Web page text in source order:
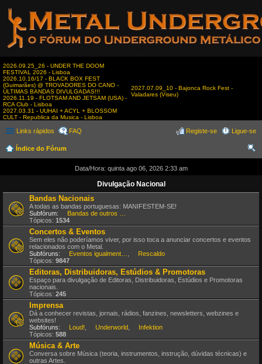
2026.09.25_26 - UNDER THE DOOM
FESTIVAL 2026 - Lisboa
2026.10.16/17 - BLACK BOX FEST
(Guimarães) @ TROVADORES DO CANO -
ÚLTIMAS BANDAS DIVULGADAS!!!
2026.11.19 - FLOTSAM AND JETSAM (USA) -
RCA Club - Lisboa
2027.03.31 - UUHAI + ACYL + BLOSSOM
CULT - Republica da Musica - Lisboa
2027.07.09_10 - Bajonca Rock Fest -
Valadares (Viseu)
Links rápidos FAQ Ligue-se
Registe-se
Índice do Fórum
Data/Hora: quinta ago 06, 2026 2:33 am
Divulgação Nacional
Bandas Nacionais
A todas as bandas portuguesas: MANIFESTEM-SE!
Subfórum:
Tópicos: 1534
Concertos & Eventos
Sem eles não poderíamos viver, por isso toca a anunciar concertos e eventos
relacionados com o Metal.
Subfóruns:
Rescaldo
Tópicos: 9847
Editoras, Distribuidoras, Estúdios & Promotoras
Espaço para divulgação de Editoras, Distribuidoras, Estúdios e Promotoras
nacionais.
Tópicos: 245
Imprensa
Dá a conhecer revistas, jornais, rádios, fanzines, newsletters, webzines e
websites!
Subfóruns:
Loud! Underworld
Infektion
Tópicos: 588
Música & Arte
Conversa sobre Música (teoria, instrumentos, instrução, dúvidas técnicas) e
outras Artes.